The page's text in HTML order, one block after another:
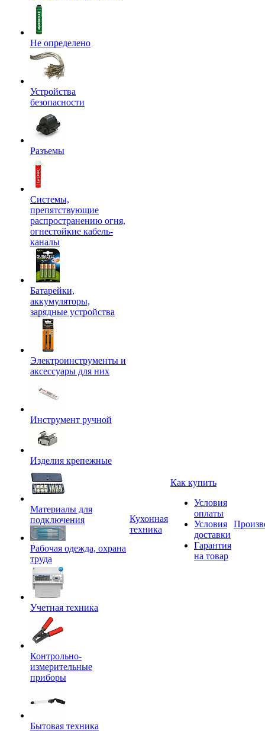
Не определено
Устройства
безопасности
Разъемы
Системы,
препятствующие
распространению огня,
огнестойкие кабель-
каналы
Батарейки,
аккумуляторы,
зарядные устройства
Электроинструменты и
аксессуары для них
Инструмент ручной
Изделия крепежные
Материалы для
подключения
Рабочая одежда, охрана
труда
Учетная техника
Контрольно-
измерительные
приборы
Бытовая техника
Кухонная
техника
Как купить
Условия
оплаты
Условия
доставки
Гарантия
на товар